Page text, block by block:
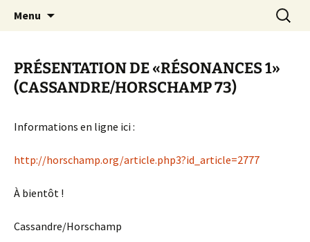
Canal Marches
Menu
PRÉSENTATION DE «RÉSONANCES 1»
(CASSANDRE/HORSCHAMP 73)
Informations en ligne ici :
http://horschamp.org/article.php3?id_article=2777
À bientôt !
Cassandre/Horschamp